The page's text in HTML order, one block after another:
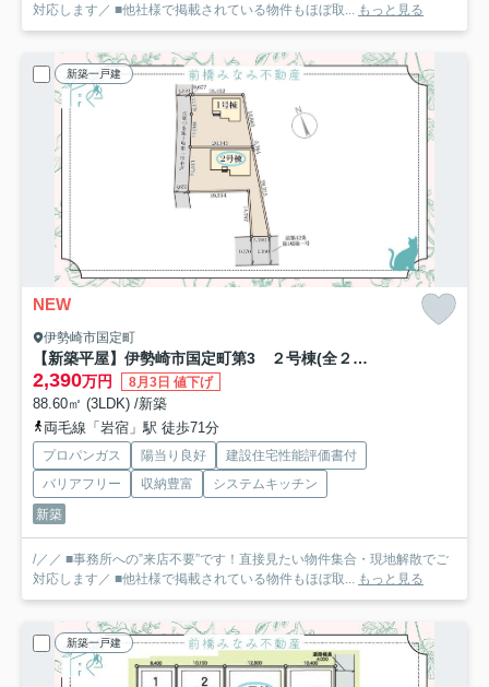
対応します／ ■他社様で掲載されている物件もほぼ取... もっと見る
新築一戸建
NEW
伊勢崎市国定町
【新築平屋】伊勢崎市国定町第3 ２号棟(全２棟) リーブルガーデン 新築建売分譲
2,390万円 8月3日 値下げ
88.60㎡ (3LDK) /新築
両毛線「岩宿」駅 徒歩71分
プロパンガス 陽当り良好
建設住宅性能評価書付
バリアフリー
収納豊富
システムキッチン
新築
/／／ ■事務所への”来店不要”です！直接見たい物件集合・現地解散でご
対応します／ ■他社様で掲載されている物件もほぼ取... もっと見る
新築一戸建